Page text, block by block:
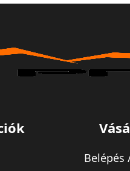
Belépés